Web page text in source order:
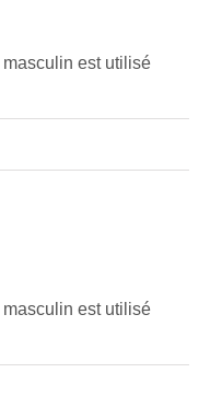
est utilisé
est utilisé